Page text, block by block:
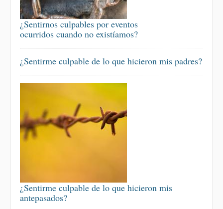
¿Sentirnos culpables por eventos
ocurridos cuando no existíamos?
¿Sentirme culpable de lo que hicieron mis padres?
¿Sentirme culpable de lo que hicieron mis
antepasados?